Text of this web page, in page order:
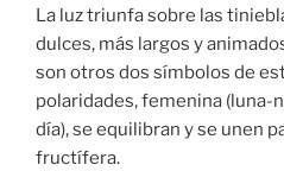
La luz triunfa sobre las
dulces, más largos y
son otros dos símbolos de
polaridades, femenina (luna-
día), se equilibran y se unen
fructífera.